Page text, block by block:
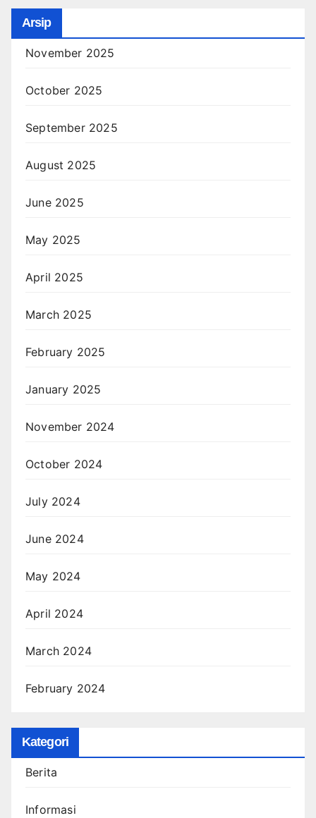
Arsip
November 2025
October 2025
September 2025
August 2025
June 2025
May 2025
April 2025
March 2025
February 2025
January 2025
November 2024
October 2024
July 2024
June 2024
May 2024
April 2024
March 2024
February 2024
Kategori
Berita
Informasi